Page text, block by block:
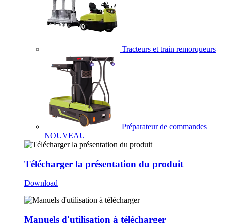
Tracteurs et train remorqueurs
Préparateur de commandes
NOUVEAU
Télécharger la présentation du produit
Download
Manuels d'utilisation à télécharger